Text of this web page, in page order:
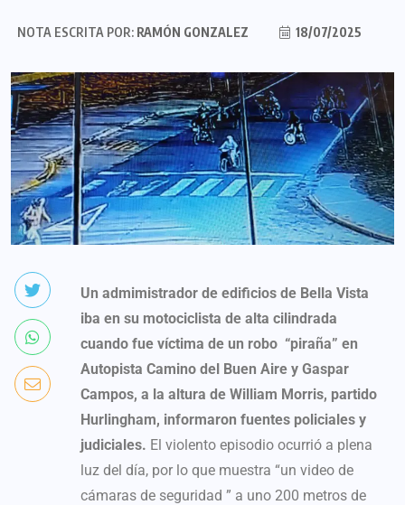
NOTA ESCRITA POR:RAMÓN GONZALEZ 18/07/2025
Un admimistrador de edificios de Bella Vista
iba en su motociclista de alta cilindrada
cuando fue víctima de un robo “piraña” en
Autopista Camino del Buen Aire y Gaspar
Campos, a la altura de William Morris, partido
Hurlingham, informaron fuentes policiales y
judiciales. El violento episodio ocurrió a plena
luz del día, por lo que muestra “un video de
cámaras de seguridad ” a uno 200 metros de